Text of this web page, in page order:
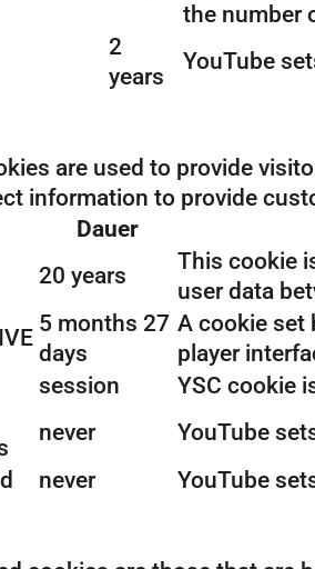
the number
2
years
YouTube
are used to provide
information to provide
Dauer
20 years
This cookie
user data
5 months 27
days
A cookie set
player
session
YSC cookie
never
YouTube
never
YouTube